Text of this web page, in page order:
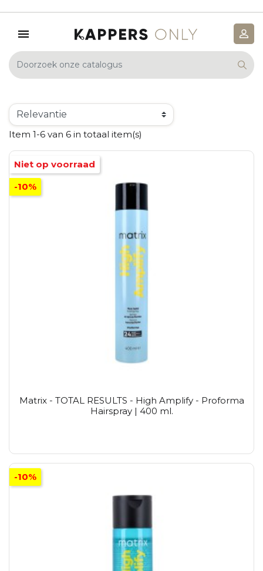
Item 1-6 van 6 in totaal item(s)
Matrix - TOTAL RESULTS - High Amplify - Proforma
Hairspray | 400 ml.
Niet op voorraad
-10%
-10%